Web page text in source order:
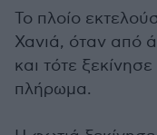
Το πλοίο
Χανιά, όταν από
και τότε
πλήρωμα.